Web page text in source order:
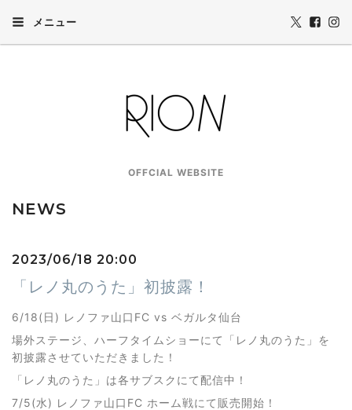
メニュー
OFFCIAL WEBSITE
NEWS
2023/06/18 20:00
「レノ丸のうた」初披露！
6/18(日) レノファ山口FC vs ベガルタ仙台
場外ステージ、ハーフタイムショーにて「レノ丸のうた」を
初披露させていただきました！
「レノ丸のうた」は各サブスクにて配信中！
7/5(水) レノファ山口FC ホーム戦にて販売開始！